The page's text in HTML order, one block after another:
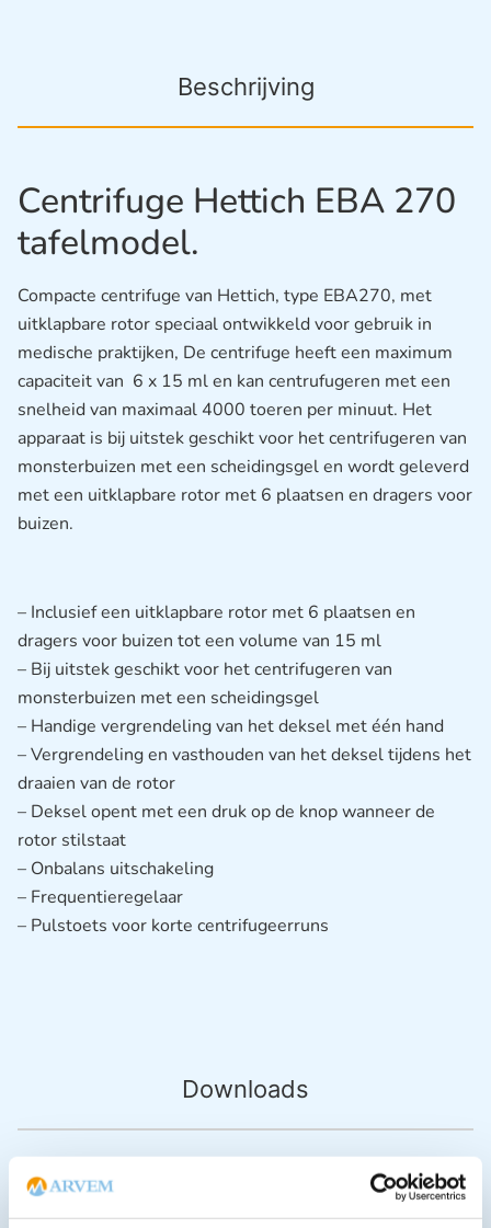
Beschrijving
Downloads
Centrifuge Hettich EBA 270
tafelmodel.
Compacte centrifuge van Hettich, type EBA270, met
uitklapbare rotor speciaal ontwikkeld voor gebruik in
medische praktijken, De centrifuge heeft een maximum
capaciteit van 6 x 15 ml en kan centrufugeren met een
snelheid van maximaal 4000 toeren per minuut. Het
apparaat is bij uitstek geschikt voor het centrifugeren van
monsterbuizen met een scheidingsgel en wordt geleverd
met een uitklapbare rotor met 6 plaatsen en dragers voor
buizen.
– Inclusief een uitklapbare rotor met 6 plaatsen en
dragers voor buizen tot een volume van 15 ml
– Bij uitstek geschikt voor het centrifugeren van
monsterbuizen met een scheidingsgel
– Handige vergrendeling van het deksel met één hand
– Vergrendeling en vasthouden van het deksel tijdens het
draaien van de rotor
– Deksel opent met een druk op de knop wanneer de
rotor stilstaat
– Onbalans uitschakeling
– Frequentieregelaar
– Pulstoets voor korte centrifugeerruns
Andere producten in deze